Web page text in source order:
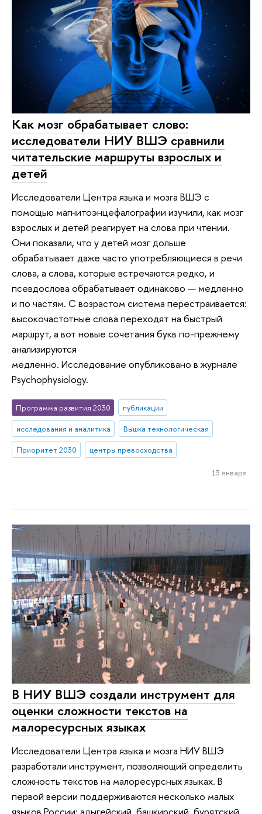
Как мозг обрабатывает слово:
исследователи НИУ ВШЭ сравнили
читательские маршруты взрослых и
детей
Исследователи Центра языка и мозга ВШЭ с
помощью магнитоэнцефалографии изучили, как мозг
взрослых и детей реагирует на слова при чтении.
Они показали, что у детей мозг дольше
обрабатывает даже часто употребляющиеся в речи
слова, а слова, которые встречаются редко, и
псевдослова обрабатывает одинаково — медленно
и по частям. С возрастом система перестраивается:
высокочастотные слова переходят на быстрый
маршрут, а вот новые сочетания букв по-прежнему
анализируются
медленно. Исследование опубликовано в журнале
Psychophysiology.
Программа развития 2030
публикации
исследования и аналитика
Вышка технологическая
Приоритет 2030
центры превосходства
13 января
В НИУ ВШЭ создали инструмент для
оценки сложности текстов на
малоресурсных языках
Исследователи Центра языка и мозга НИУ ВШЭ
разработали инструмент, позволяющий определить
сложность текстов на малоресурсных языках. В
первой версии поддерживаются несколько малых
языков России: адыгейский, башкирский, бурятский,